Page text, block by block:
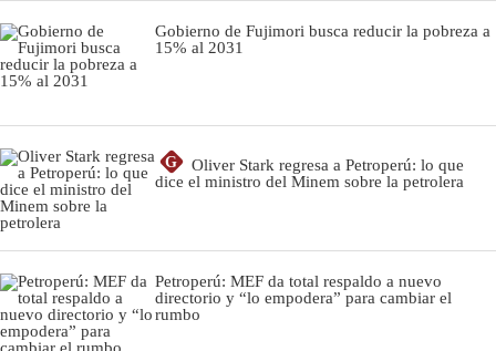
Gobierno de Fujimori busca reducir la pobreza a
15% al 2031
G
Oliver Stark regresa a Petroperú: lo que
dice el ministro del Minem sobre la petrolera
Petroperú: MEF da total respaldo a nuevo
directorio y “lo empodera” para cambiar el
rumbo